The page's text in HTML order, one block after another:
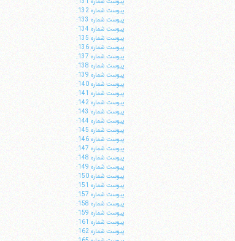
پيوست شماره 132:
پيوست شماره 133:
پيوست شماره 134:
پيوست شماره 135:
پيوست شماره 136:
پيوست شماره 137:
پيوست شماره 138:
پيوست شماره 139:
پيوست شماره 140:
پيوست شماره 141:
پيوست شماره 142:
پيوست شماره 143:
پيوست شماره 144:
پيوست شماره 145:
پيوست شماره 146:
پيوست شماره 147:
پيوست شماره 148:
پيوست شماره 149:
پيوست شماره 150:
پيوست شماره 151:
پيوست شماره 157:
پيوست شماره 158:
پيوست شماره 159:
پيوست شماره 161:
پيوست شماره 162: